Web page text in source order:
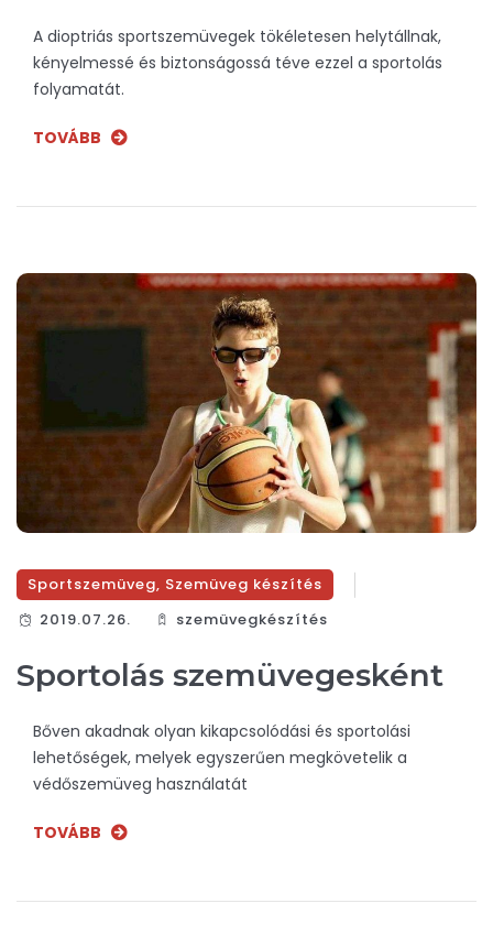
A dioptriás sportszemüvegek tökéletesen helytállnak,
kényelmessé és biztonságossá téve ezzel a sportolás
folyamatát.
TOVÁBB
Sportszemüveg, Szemüveg készítés
2019.07.26.
szemüvegkészítés
Sportolás szemüvegesként
Bőven akadnak olyan kikapcsolódási és sportolási
lehetőségek, melyek egyszerűen megkövetelik a
védőszemüveg használatát
TOVÁBB